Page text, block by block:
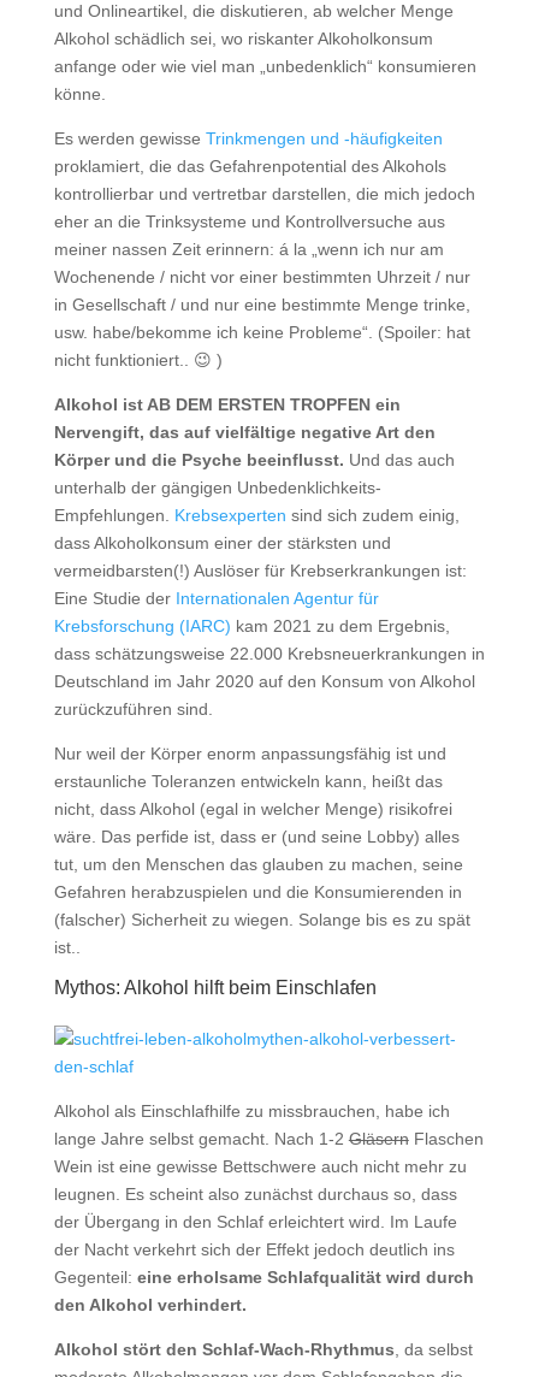
und Onlineartikel, die diskutieren, ab welcher Menge
Alkohol schädlich sei, wo riskanter Alkoholkonsum
anfange oder wie viel man „unbedenklich“ konsumieren
könne.
Es werden gewisse Trinkmengen und -häufigkeiten
proklamiert, die das Gefahrenpotential des Alkohols
kontrollierbar und vertretbar darstellen, die mich jedoch
eher an die Trinksysteme und Kontrollversuche aus
meiner nassen Zeit erinnern: á la „wenn ich nur am
Wochenende / nicht vor einer bestimmten Uhrzeit / nur
in Gesellschaft / und nur eine bestimmte Menge trinke,
usw. habe/bekomme ich keine Probleme“. (Spoiler: hat
nicht funktioniert.. 😉 )
Alkohol ist AB DEM ERSTEN TROPFEN ein
Nervengift, das auf vielfältige negative Art den
Körper und die Psyche beeinflusst. Und das auch
unterhalb der gängigen Unbedenklichkeits-
Empfehlungen. Krebsexperten sind sich zudem einig,
dass Alkoholkonsum einer der stärksten und
vermeidbarsten(!) Auslöser für Krebserkrankungen ist:
Eine Studie der Internationalen Agentur für
Krebsforschung (IARC) kam 2021 zu dem Ergebnis,
dass schätzungsweise 22.000 Krebsneuerkrankungen in
Deutschland im Jahr 2020 auf den Konsum von Alkohol
zurückzuführen sind.
Nur weil der Körper enorm anpassungsfähig ist und
erstaunliche Toleranzen entwickeln kann, heißt das
nicht, dass Alkohol (egal in welcher Menge) risikofrei
wäre. Das perfide ist, dass er (und seine Lobby) alles
tut, um den Menschen das glauben zu machen, seine
Gefahren herabzuspielen und die Konsumierenden in
(falscher) Sicherheit zu wiegen. Solange bis es zu spät
ist..
Mythos: Alkohol hilft beim Einschlafen
Alkohol als Einschlafhilfe zu missbrauchen, habe ich
lange Jahre selbst gemacht. Nach 1-2GläsernFlaschen
Wein ist eine gewisse Bettschwere auch nicht mehr zu
leugnen. Es scheint also zunächst durchaus so, dass
der Übergang in den Schlaf erleichtert wird. Im Laufe
der Nacht verkehrt sich der Effekt jedoch deutlich ins
Gegenteil: eine erholsame Schlafqualität wird durch
den Alkohol verhindert.
Alkohol stört den Schlaf-Wach-Rhythmus , da selbst